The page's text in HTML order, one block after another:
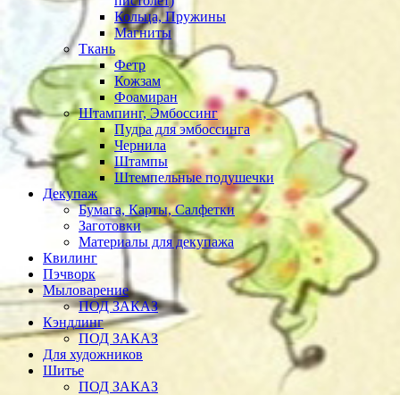
Кольца, Пружины
Магниты
Ткань
Фетр
Кожзам
Фоамиран
Штампинг, Эмбоссинг
Пудра для эмбоссинга
Чернила
Штампы
Штемпельные подушечки
Декупаж
Бумага, Карты, Салфетки
Заготовки
Материалы для декупажа
Квилинг
Пэчворк
Мыловарение
ПОД ЗАКАЗ
Кэндлинг
ПОД ЗАКАЗ
Для художников
Шитье
ПОД ЗАКАЗ